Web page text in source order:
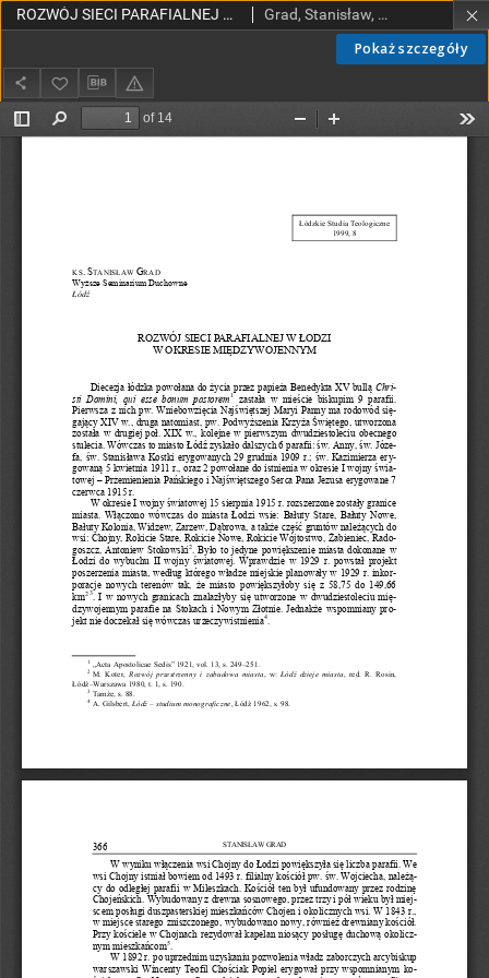
Pokaż szczegóły
ROZWÓJ SIECI PARAFIALNEJ W ŁODZI W OKRESIE MIĘDZYWOJENNYM Grad, Stanisław, ks.